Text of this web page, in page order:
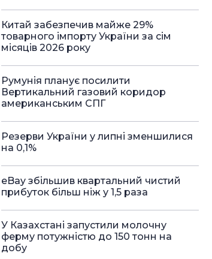
Китай забезпечив майже 29%
товарного імпорту України за сім
місяців 2026 року
Румунія планує посилити
Вертикальний газовий коридор
американським СПГ
Резерви України у липні зменшилися
на 0,1%
eBay збільшив квартальний чистий
прибуток більш ніж у 1,5 раза
У Казахстані запустили молочну
ферму потужністю до 150 тонн на
добу